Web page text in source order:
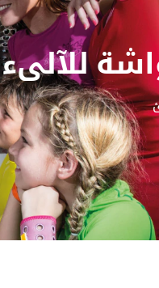
للآلىء